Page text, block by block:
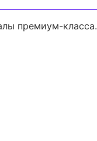
премиум-класса.